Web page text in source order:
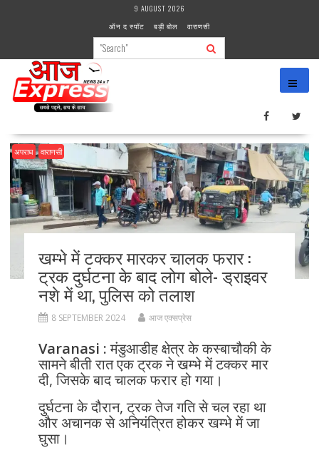
9 AUGUST 2026
ऑन द स्पॉट
बड़ी बोल वाराणसी
अपराध वाराणसी
खम्भे में टक्कर मारकर चालक फरार :
ट्रक दुर्घटना के बाद लोग बोले- ड्राइवर
नशे में था, पुलिस को तलाश
8 SEPTEMBER 2024 आज एक्सप्रेस
Varanasi :मंडुआडीह क्षेत्र के कस्बाचौकी के
सामने बीती रात एक ट्रक ने खम्भे में टक्कर मार
दी, जिसके बाद चालक फरार हो गया।
दुर्घटना के दौरान, ट्रक तेज गति से चल रहा था
और अचानक से अनियंत्रित होकर खम्भे में जा
घुसा।